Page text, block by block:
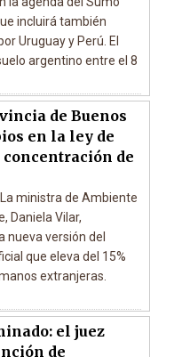
incluirá también
Uruguay y Perú. El
argentino entre el 8
de Buenos
en la ley de
de
La ministra de Ambiente
Daniela Vilar,
nueva versión del
que eleva del 15%
extranjeras.
el juez
de